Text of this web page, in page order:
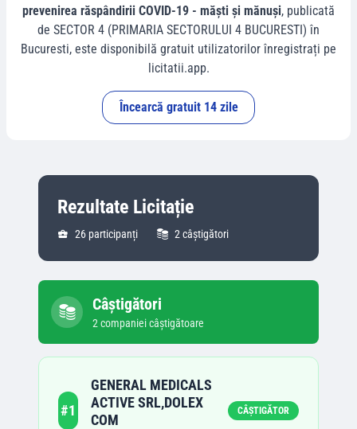
prevenirea răspândirii COVID-19 - măști și mănuși, publicată
de SECTOR 4 (PRIMARIA SECTORULUI 4 BUCURESTI) în
Bucuresti, este disponibilă gratuit utilizatorilor înregistrați pe
licitatii.app.
Încearcă gratuit 14 zile
Rezultate Licitație
26 participanți 2 câștigători
Câștigători
2 companieicâștigătoare
#1
GENERAL MEDICALS
ACTIVE SRL,DOLEX
COM
CÂȘTIGĂTOR